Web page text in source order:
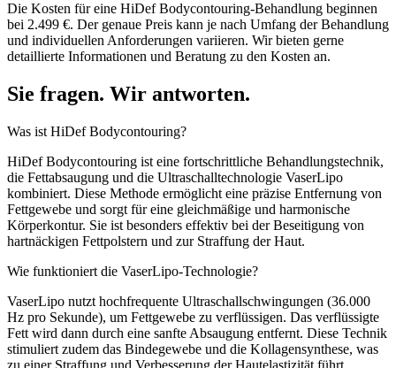
Die Kosten für eine HiDef Bodycontouring-Behandlung beginnen
bei 2.499 €. Der genaue Preis kann je nach Umfang der Behandlung
und individuellen Anforderungen variieren. Wir bieten gerne
detaillierte Informationen und Beratung zu den Kosten an.
Sie fragen. Wir antworten.
Was ist HiDef Bodycontouring?
HiDef Bodycontouring ist eine fortschrittliche Behandlungstechnik,
die Fettabsaugung und die Ultraschalltechnologie VaserLipo
kombiniert. Diese Methode ermöglicht eine präzise Entfernung von
Fettgewebe und sorgt für eine gleichmäßige und harmonische
Körperkontur. Sie ist besonders effektiv bei der Beseitigung von
hartnäckigen Fettpolstern und zur Straffung der Haut.
Wie funktioniert die VaserLipo-Technologie?
VaserLipo nutzt hochfrequente Ultraschallschwingungen (36.000
Hz pro Sekunde), um Fettgewebe zu verflüssigen. Das verflüssigte
Fett wird dann durch eine sanfte Absaugung entfernt. Diese Technik
stimuliert zudem das Bindegewebe und die Kollagensynthese, was